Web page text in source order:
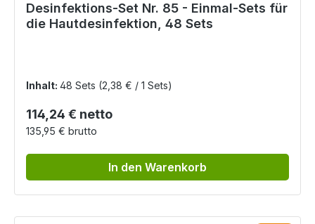
Desinfektions-Set Nr. 85 - Einmal-Sets für
die Hautdesinfektion, 48 Sets
Inhalt: 48 Sets (2,38 € / 1 Sets)
Regulärer Preis:
114,24 € netto
135,95 € brutto
In den Warenkorb